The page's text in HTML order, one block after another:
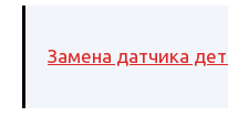
Замена датчика